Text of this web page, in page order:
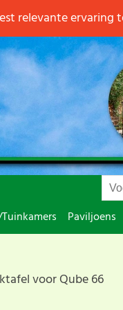
Paviljoens
voor Qube 66
relevante